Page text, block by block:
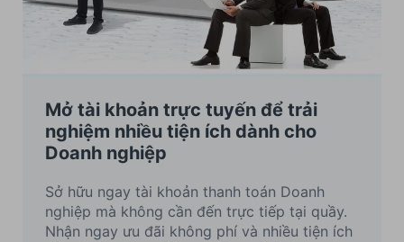
Mở tài khoản trực tuyến để trải
nghiệm nhiều tiện ích dành cho
Doanh nghiệp
Sở hữu ngay tài khoản thanh toán Doanh
nghiệp mà không cần đến trực tiếp tại quầy.
Nhận ngay ưu đãi không phí và nhiều tiện ích